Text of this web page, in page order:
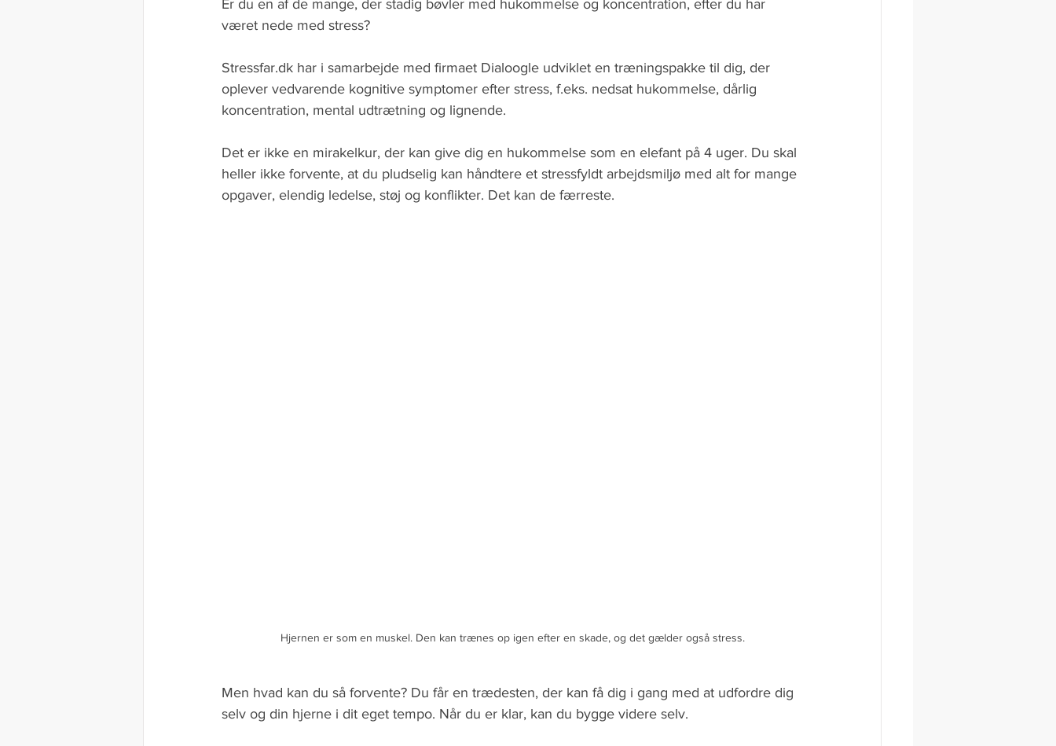
Er du en af de mange, der stadig bøvler med hukommelse og koncentration, efter du har
været nede med stress?
Stressfar.dk har i samarbejde med firmaet Dialoogle udviklet en træningspakke til dig, der
oplever vedvarende kognitive symptomer efter stress, f.eks. nedsat hukommelse, dårlig
koncentration, mental udtrætning og lignende.
Det er ikke en mirakelkur, der kan give dig en hukommelse som en elefant på 4 uger. Du skal
heller ikke forvente, at du pludselig kan håndtere et stressfyldt arbejdsmiljø med alt for mange
opgaver, elendig ledelse, støj og konflikter. Det kan de færreste.
Hjernen er som en muskel. Den kan trænes op igen efter en skade, og det gælder også stress.
Men hvad kan du så forvente? Du får en trædesten, der kan få dig i gang med at udfordre dig
selv og din hjerne i dit eget tempo. Når du er klar, kan du bygge videre selv.